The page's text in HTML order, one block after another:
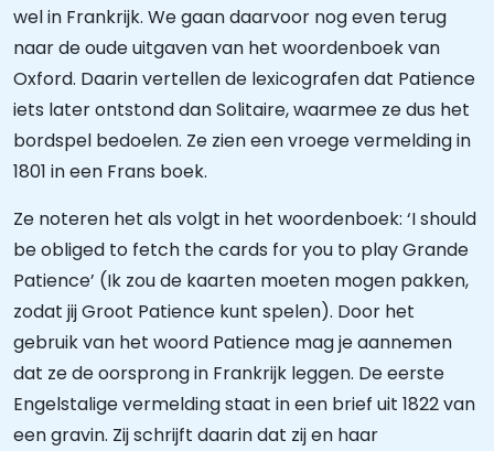
wel in Frankrijk. We gaan daarvoor nog even terug
naar de oude uitgaven van het woordenboek van
Oxford. Daarin vertellen de lexicografen dat Patience
iets later ontstond dan Solitaire, waarmee ze dus het
bordspel bedoelen. Ze zien een vroege vermelding in
1801 in een Frans boek.
Ze noteren het als volgt in het woordenboek: ‘I should
be obliged to fetch the cards for you to play Grande
Patience’ (Ik zou de kaarten moeten mogen pakken,
zodat jij Groot Patience kunt spelen). Door het
gebruik van het woord Patience mag je aannemen
dat ze de oorsprong in Frankrijk leggen. De eerste
Engelstalige vermelding staat in een brief uit 1822 van
een gravin. Zij schrijft daarin dat zij en haar